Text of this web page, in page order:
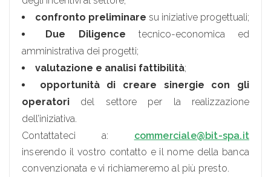
confronto preliminare su iniziative progettuali;
Due Diligence tecnico-economica ed
amministrativa dei progetti;
valutazione e analisi fattibilità;
opportunità di creare sinergie con gli
operatori del settore per la realizzazione
dell’iniziativa.
Contattateci a: commerciale@bit-spa.it
inserendo il vostro contatto e il nome della banca
convenzionata e vi richiameremo al più presto.